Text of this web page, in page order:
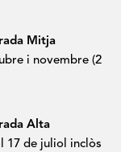
Mitja
i novembre (2
Alta
17 de juliol inclòs